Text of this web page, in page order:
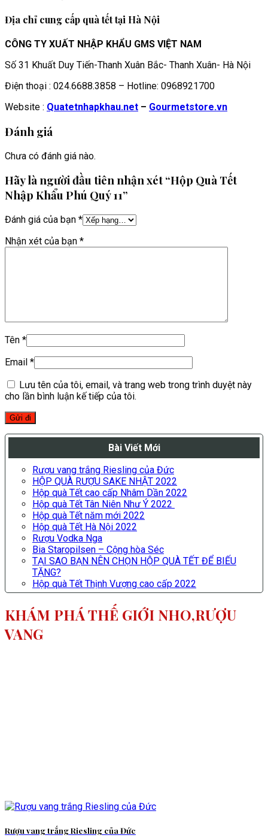
Địa chỉ cung cấp quà tết tại Hà Nội
CÔNG TY XUẤT NHẬP KHẨU GMS VIỆT NAM
Số 31 Khuất Duy Tiến-Thanh Xuân Bắc- Thanh Xuân- Hà Nội
Điện thoại : 024.6688.3858 – Hotline: 0968921700
Website : Quatetnhapkhau.net – Gourmetstore.vn
Đánh giá
Chưa có đánh giá nào.
Hãy là người đầu tiên nhận xét “Hộp Quà Tết
Nhập Khẩu Phú Quý 11”
Đánh giá của bạn *
Nhận xét của bạn *
Tên *
Email *
Lưu tên của tôi, email, và trang web trong trình duyệt này
cho lần bình luận kế tiếp của tôi.
Bài Viết Mới
Rượu vang trắng Riesling của Đức
HỘP QUÀ RƯỢU SAKE NHẬT 2022
Hộp quà Tết cao cấp Nhâm Dần 2022
Hộp quà Tết Tân Niên Như Ý 2022
Hộp quà Tết năm mới 2022
Hộp quà Tết Hà Nội 2022
Rượu Vodka Nga
Bia Staropilsen – Cộng hòa Séc
TẠI SAO BẠN NÊN CHỌN HỘP QUÀ TẾT ĐỂ BIẾU
TẶNG?
Hộp quà Tết Thịnh Vượng cao cấp 2022
KHÁM PHÁ THẾ GIỚI NHO,RƯỢU
VANG
Rượu vang trắng Riesling của Đức